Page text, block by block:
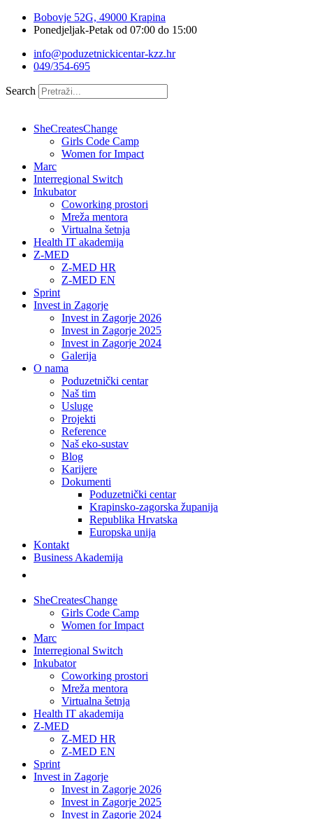
Bobovje 52G, 49000 Krapina
Ponedjeljak-Petak od 07:00 do 15:00
info@poduzetnickicentar-kzz.hr
049/354-695
Search
SheCreatesChange
Girls Code Camp
Women for Impact
Marc
Interregional Switch
Inkubator
Coworking prostori
Mreža mentora
Virtualna šetnja
Health IT akademija
Z-MED
Z-MED HR
Z-MED EN
Sprint
Invest in Zagorje
Invest in Zagorje 2026
Invest in Zagorje 2025
Invest in Zagorje 2024
Galerija
O nama
Poduzetnički centar
Naš tim
Usluge
Projekti
Reference
Naš eko-sustav
Blog
Karijere
Dokumenti
Poduzetnički centar
Krapinsko-zagorska županija
Republika Hrvatska
Europska unija
Kontakt
Business Akademija
SheCreatesChange
Girls Code Camp
Women for Impact
Marc
Interregional Switch
Inkubator
Coworking prostori
Mreža mentora
Virtualna šetnja
Health IT akademija
Z-MED
Z-MED HR
Z-MED EN
Sprint
Invest in Zagorje
Invest in Zagorje 2026
Invest in Zagorje 2025
Invest in Zagorje 2024